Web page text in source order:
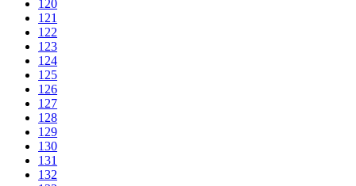
120
121
122
123
124
125
126
127
128
129
130
131
132